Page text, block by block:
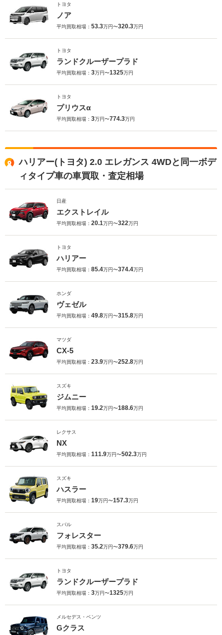
トヨタ
ノア
平均買取相場： 53.3万円〜320.3万円
トヨタ
ランドクルーザープラド
平均買取相場： 3万円〜1325万円
トヨタ
プリウスα
平均買取相場： 3万円〜774.3万円
ハリアー(トヨタ) 2.0 エレガンス 4WDと同一ボデ
ィタイプ車の車買取・査定相場
日産
エクストレイル
平均買取相場： 20.1万円〜322万円
トヨタ
ハリアー
平均買取相場： 85.4万円〜374.4万円
ホンダ
ヴェゼル
平均買取相場： 49.8万円〜315.8万円
マツダ
CX-5
平均買取相場： 23.9万円〜252.8万円
スズキ
ジムニー
平均買取相場： 19.2万円〜188.6万円
レクサス
NX
平均買取相場： 111.9万円〜502.3万円
スズキ
ハスラー
平均買取相場： 19万円〜157.3万円
スバル
フォレスター
平均買取相場： 35.2万円〜379.6万円
トヨタ
ランドクルーザープラド
平均買取相場： 3万円〜1325万円
メルセデス・ベンツ
Gクラス